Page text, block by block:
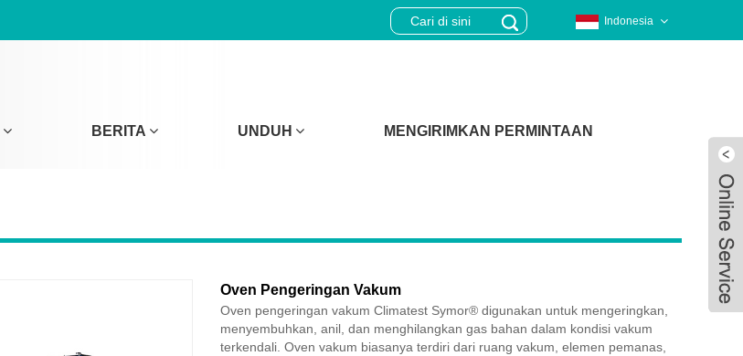
Indonesia
BERITA UNDUH MENGIRIMKAN PERMINTAAN
Oven Pengeringan Vakum
Oven pengeringan vakum Climatest Symor® digunakan untuk mengeringkan,
menyembuhkan, anil, dan menghilangkan gas bahan dalam kondisi vakum
terkendali. Oven vakum biasanya terdiri dari ruang vakum, elemen pemanas,